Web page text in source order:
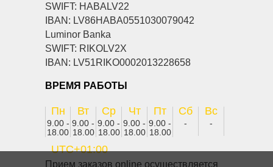
SWIFT: HABALV22
IBAN: LV86HABA0551030079042
Luminor Banka
SWIFT: RIKOLV2X
IBAN: LV51RIKO0002013228658
ВРЕМЯ РАБОТЫ
Пн
9.00 -
18.00
Вт
9.00 -
18.00
Ср
9.00 -
18.00
Чт
9.00 -
18.00
Пт
9.00 -
18.00
Сб
-
Вс
-
UTC+01:00
Прием заказов online осуществляется